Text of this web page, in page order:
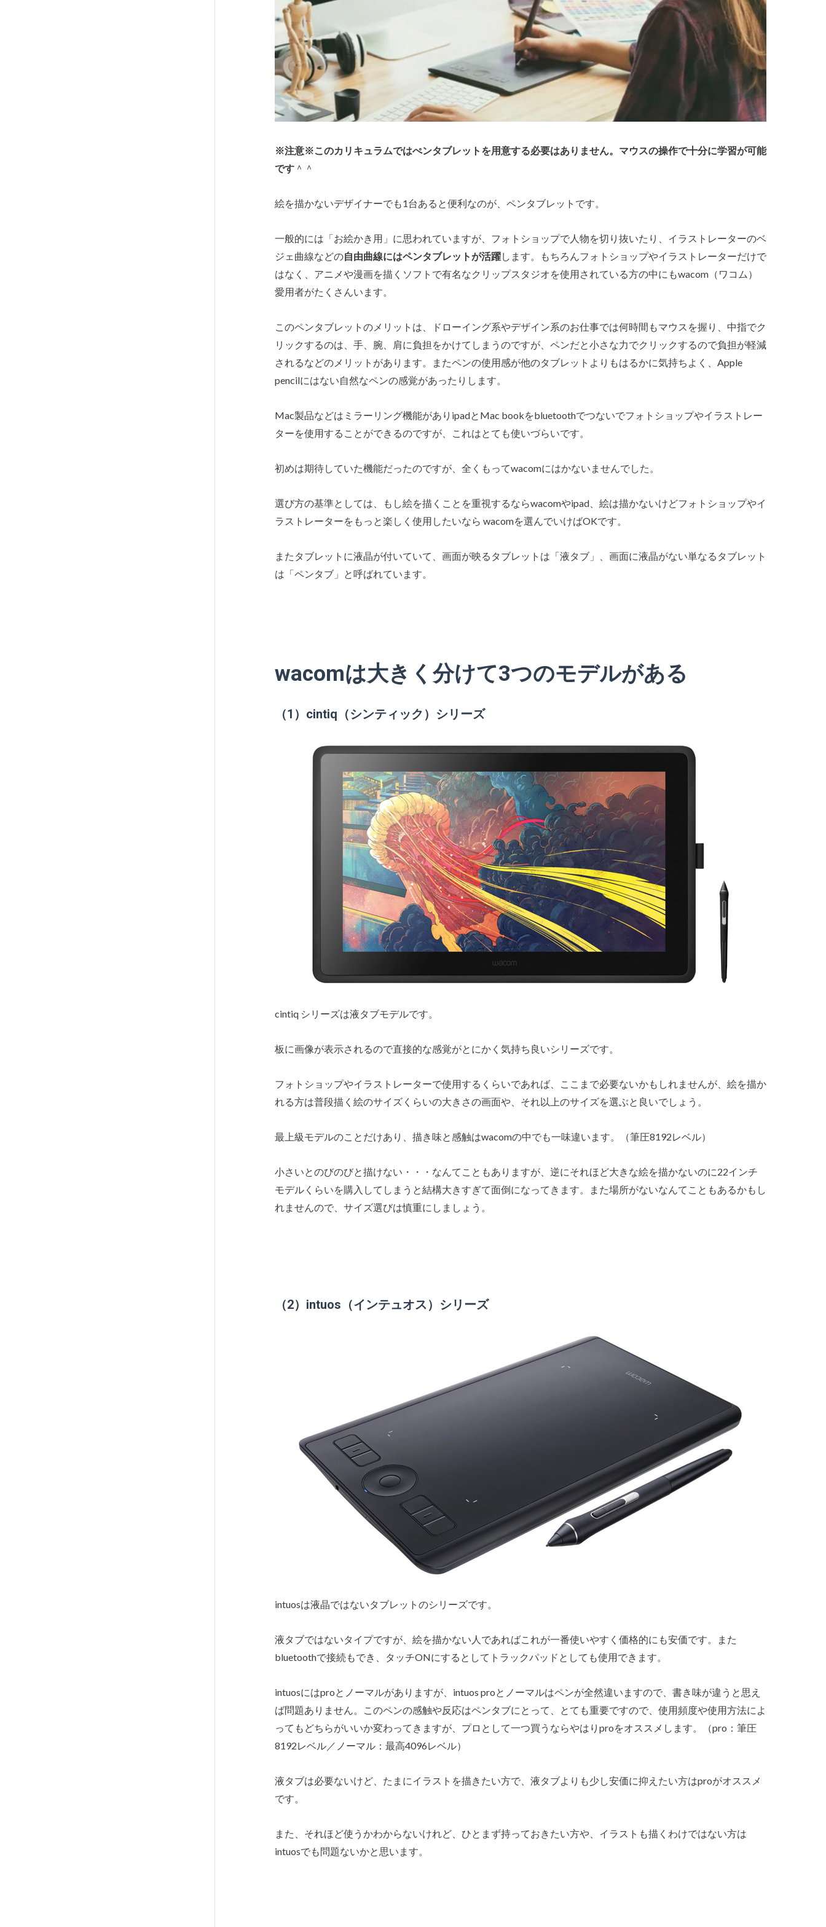
※注意※このカリキュラムではぺンタブレットを用意する必要はありません。マウスの操作で十分に学習が可能
です ＾＾
絵を描かないデザイナーでも1台あると便利なのが、ペンタブレットです。
一般的には「お絵かき用」に思われていますが、フォトショップで人物を切り抜いたり、イラストレーターのベ
ジェ曲線などの自由曲線にはペンタブレットが活躍します。もちろんフォトショップやイラストレーターだけで
はなく、アニメや漫画を描くソフトで有名なクリップスタジオを使用されている方の中にもwacom（ワコム）
愛用者がたくさんいます。
このペンタブレットのメリットは、ドローイング系やデザイン系のお仕事では何時間もマウスを握り、中指でク
リックするのは、手、腕、肩に負担をかけてしまうのですが、ペンだと小さな力でクリックするので負担が軽減
されるなどのメリットがあります。またペンの使用感が他のタブレットよりもはるかに気持ちよく、Apple
pencilにはない自然なペンの感覚があったりします。
Mac製品などはミラーリング機能がありipadとMac bookをbluetoothでつないでフォトショップやイラストレー
ターを使用することができるのですが、これはとても使いづらいです。
初めは期待していた機能だったのですが、全くもってwacomにはかないませんでした。
選び方の基準としては、もし絵を描くことを重視するならwacomやipad、絵は描かないけどフォトショップやイ
ラストレーターをもっと楽しく使用したいなら wacomを選んでいけばOKです。
またタブレットに液晶が付いていて、画面が映るタブレットは「液タブ」、画面に液晶がない単なるタブレット
は「ペンタブ」と呼ばれています。
wacomは大きく分けて3つのモデルがある
（1）cintiq（シンティック）シリーズ
cintiq シリーズは液タブモデルです。
板に画像が表示されるので直接的な感覚がとにかく気持ち良いシリーズです。
フォトショップやイラストレーターで使用するくらいであれば、ここまで必要ないかもしれませんが、絵を描か
れる方は普段描く絵のサイズくらいの大きさの画面や、それ以上のサイズを選ぶと良いでしょう。
最上級モデルのことだけあり、描き味と感触はwacomの中でも一味違います。（筆圧8192レベル）
小さいとのびのびと描けない・・・なんてこともありますが、逆にそれほど大きな絵を描かないのに22インチ
モデルくらいを購入してしまうと結構大きすぎて面倒になってきます。また場所がないなんてこともあるかもし
れませんので、サイズ選びは慎重にしましょう。
（2）intuos（インテュオス）シリーズ
intuosは液晶ではないタブレットのシリーズです。
液タブではないタイプですが、絵を描かない人であればこれが一番使いやすく価格的にも安価です。また
bluetoothで接続もでき、タッチONにするとしてトラックパッドとしても使用できます。
intuosにはproとノーマルがありますが、intuos proとノーマルはペンが全然違いますので、書き味が違うと思え
ば問題ありません。このペンの感触や反応はペンタブにとって、とても重要ですので、使用頻度や使用方法によ
ってもどちらがいいか変わってきますが、プロとして一つ買うならやはりproをオススメします。（pro：筆圧
8192レベル／ノーマル：最高4096レベル）
液タブは必要ないけど、たまにイラストを描きたい方で、液タブよりも少し安価に抑えたい方はproがオススメ
です。
また、それほど使うかわからないけれど、ひとまず持っておきたい方や、イラストも描くわけではない方は
intuosでも問題ないかと思います。